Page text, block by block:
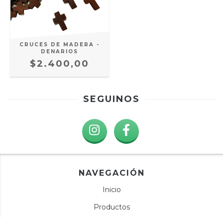
CRUCES DE MADERA -
DENARIOS
$2.400,00
SEGUINOS
NAVEGACIÓN
Inicio
Productos